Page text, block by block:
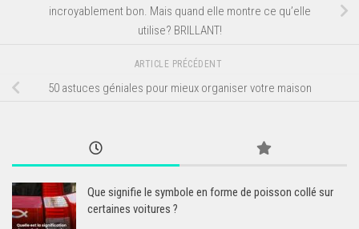
incroyablement bon. Mais quand elle montre ce qu’elle
utilise? BRILLANT!
ARTICLE PRÉCÉDENT
50 astuces géniales pour mieux organiser votre maison
Que signifie le symbole en forme de poisson collé sur
certaines voitures ?